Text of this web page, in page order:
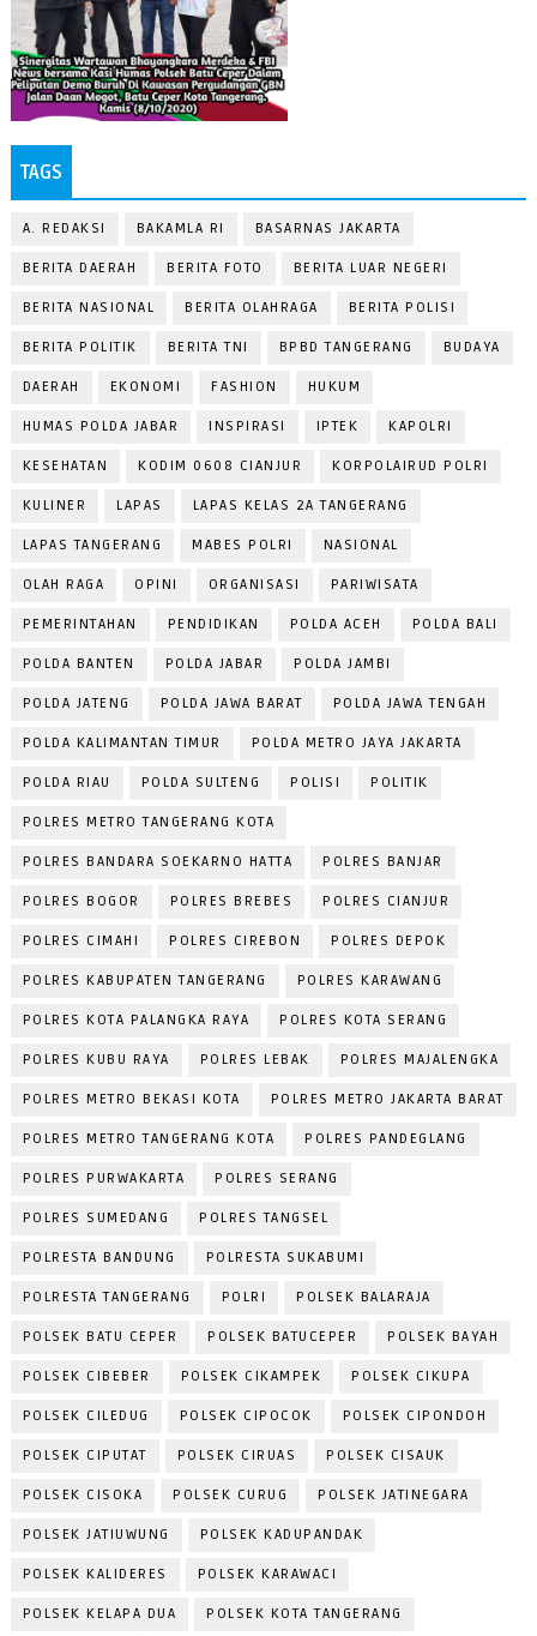
TAGS
A. REDAKSI BAKAMLA RI BASARNAS JAKARTA
BERITA DAERAH BERITA FOTO BERITA LUAR NEGERI
BERITA NASIONAL BERITA OLAHRAGA BERITA POLISI
BERITA POLITIK BERITA TNI BPBD TANGERANG BUDAYA
DAERAH EKONOMI FASHION HUKUM
HUMAS POLDA JABAR INSPIRASI IPTEK KAPOLRI
KESEHATAN KODIM 0608 CIANJUR KORPOLAIRUD POLRI
KULINER LAPAS LAPAS KELAS 2A TANGERANG
LAPAS TANGERANG MABES POLRI NASIONAL
OLAH RAGA OPINI ORGANISASI PARIWISATA
PEMERINTAHAN PENDIDIKAN POLDA ACEH POLDA BALI
POLDA BANTEN POLDA JABAR POLDA JAMBI
POLDA JATENG POLDA JAWA BARAT POLDA JAWA TENGAH
POLDA KALIMANTAN TIMUR POLDA METRO JAYA JAKARTA
POLDA RIAU POLDA SULTENG POLISI POLITIK
POLRES METRO TANGERANG KOTA
POLRES BANDARA SOEKARNO HATTA POLRES BANJAR
POLRES BOGOR POLRES BREBES POLRES CIANJUR
POLRES CIMAHI POLRES CIREBON POLRES DEPOK
POLRES KABUPATEN TANGERANG POLRES KARAWANG
POLRES KOTA PALANGKA RAYA POLRES KOTA SERANG
POLRES KUBU RAYA POLRES LEBAK POLRES MAJALENGKA
POLRES METRO BEKASI KOTA POLRES METRO JAKARTA BARAT
POLRES METRO TANGERANG KOTA POLRES PANDEGLANG
POLRES PURWAKARTA POLRES SERANG
POLRES SUMEDANG POLRES TANGSEL
POLRESTA BANDUNG POLRESTA SUKABUMI
POLRESTA TANGERANG POLRI POLSEK BALARAJA
POLSEK BATU CEPER POLSEK BATUCEPER POLSEK BAYAH
POLSEK CIBEBER POLSEK CIKAMPEK POLSEK CIKUPA
POLSEK CILEDUG POLSEK CIPOCOK POLSEK CIPONDOH
POLSEK CIPUTAT POLSEK CIRUAS POLSEK CISAUK
POLSEK CISOKA POLSEK CURUG POLSEK JATINEGARA
POLSEK JATIUWUNG POLSEK KADUPANDAK
POLSEK KALIDERES POLSEK KARAWACI
POLSEK KELAPA DUA POLSEK KOTA TANGERANG